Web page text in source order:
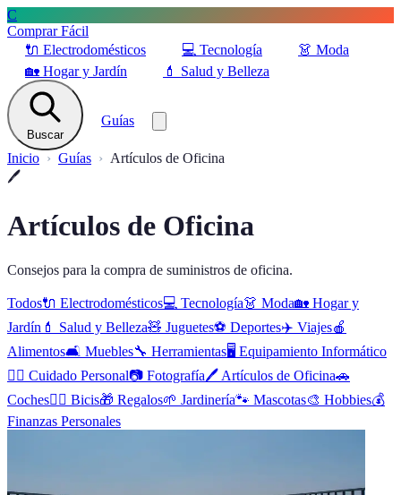
C
Comprar Fácil
🔌 Electrodomésticos 💻 Tecnología 👗 Moda
🏡 Hogar y Jardín 💄 Salud y Belleza
Buscar
Guías
Inicio Guías
Artículos de Oficina
🖊️
Artículos de Oficina
Consejos para la compra de suministros de oficina.
Todos🔌 Electrodomésticos💻 Tecnología👗 Moda🏡 Hogar y
Jardín 💄 Salud y Belleza🧸 Juguetes⚽ Deportes✈️ Viajes🍎
Alimentos🛋️ Muebles🔧 Herramientas🖥️ Equipamiento Informático
🧖‍♂️ Cuidado Personal📷 Fotografía🖊️ Artículos de Oficina🚗
Coches🚴‍♂️ Bicis🎁 Regalos🌱 Jardinería🐾 Mascotas🎨 Hobbies💰
Finanzas Personales